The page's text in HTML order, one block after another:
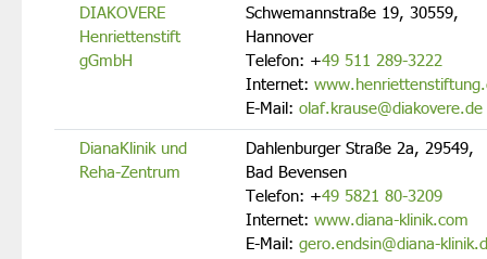
DIAKOVERE
Henriettenstift
gGmbH
Schwemannstraße 19, 30559,
Hannover
Telefon: +49 511 289-3222
Internet:
E-Mail: olaf.krause@diakovere.de
DianaKlinik und
Reha-Zentrum
Dahlenburger Straße 2a, 29549,
Bad Bevensen
Telefon: +49 5821 80-3209
Internet: www.diana-klinik.com
E-Mail: gero.endsin@diana-